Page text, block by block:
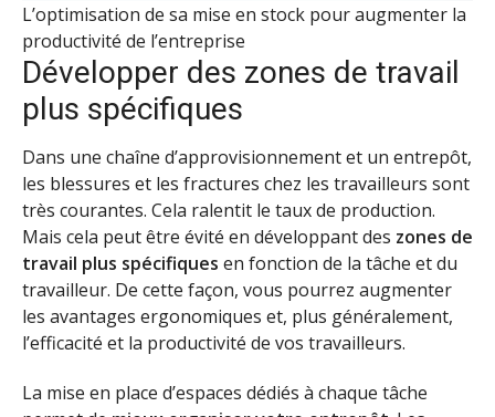
L’optimisation de sa mise en stock pour augmenter la
productivité de l’entreprise
Développer des zones de travail
plus spécifiques
Dans une chaîne d’approvisionnement et un entrepôt,
les blessures et les fractures chez les travailleurs sont
très courantes. Cela ralentit le taux de production.
Mais cela peut être évité en développant des zones de
travail plus spécifiques en fonction de la tâche et du
travailleur. De cette façon, vous pourrez augmenter
les avantages ergonomiques et, plus généralement,
l’efficacité et la productivité de vos travailleurs.
La mise en place d’espaces dédiés à chaque tâche